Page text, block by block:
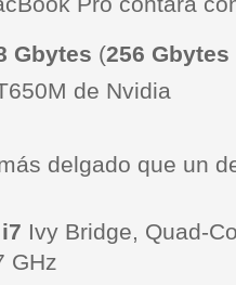
Gbytes (256 Gbytes
de Nvidia
delgado que un
Ivy Bridge, Quad-
GHz